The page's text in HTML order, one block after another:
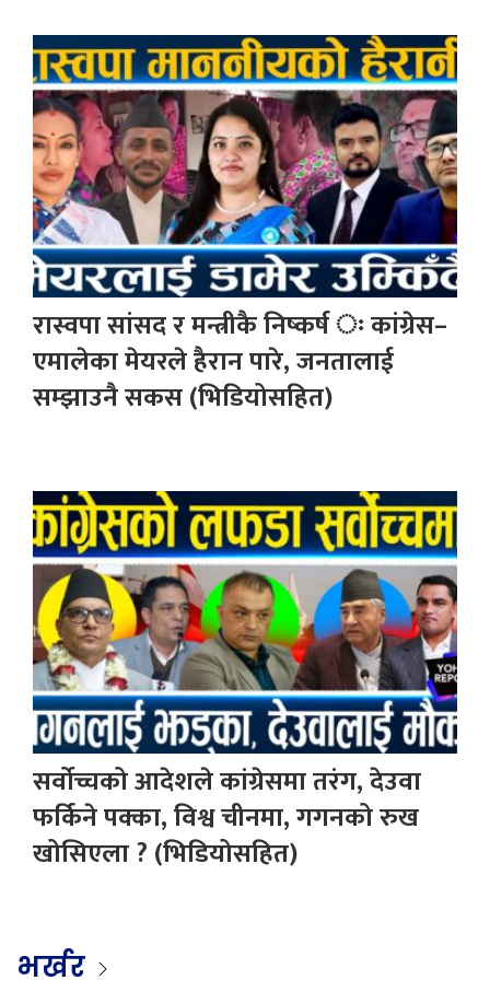
रास्वपा सांसद र मन्त्रीकै निष्कर्ष ः कांग्रेस–
एमालेका मेयरले हैरान पारे, जनतालाई
सम्झाउनै सकस (भिडियोसहित)
सर्वोच्चको आदेशले कांग्रेसमा तरंग, देउवा
फर्किने पक्का, विश्व चीनमा, गगनको रुख
खोसिएला ? (भिडियोसहित)
भर्खर